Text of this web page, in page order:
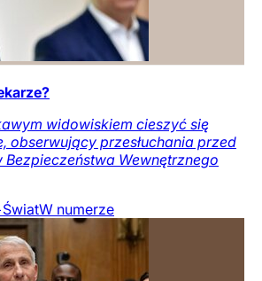
widowiskiem cieszyć się
obserwujący przesłuchania przed
Wewnętrznego
ŚwiatW numerze